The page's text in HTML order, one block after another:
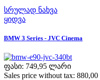
სრულად ნახვა
ყიდვა
BMW 3 Series - JVC Cinema
ფასი: 749,95 ლარი
Sales price without tax: